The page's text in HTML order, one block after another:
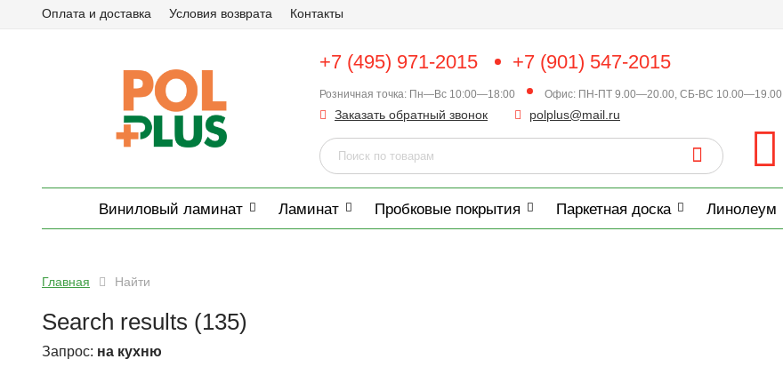
Оплата и доставка Условия возврата Контакты
+7 (495) 971-2015 +7 (901) 547-2015
Розничная точка: Пн—Вс 10:00—18:00 Офис: ПН-ПТ 9.00—20.00, СБ-ВС 10.00—19.00
Заказать обратный звонок polplus@mail.ru
Виниловый ламинат Ламинат Пробковые покрытия Паркетная доска Линолеум
Главная Найти
Search results (135)
Запрос: на кухню